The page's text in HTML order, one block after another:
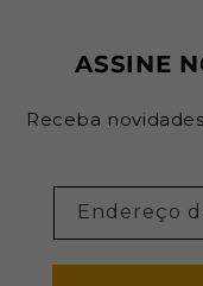
ASSINE
Receba
Endereço